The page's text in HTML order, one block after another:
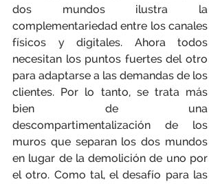
dos mundos ilustra la
complementariedad entre los canales
físicos y digitales. Ahora todos
necesitan los puntos fuertes del otro
para adaptarse a las demandas de los
clientes. Por lo tanto, se trata más
bien de una
descompartimentalización de los
muros que separan los dos mundos
en lugar de la demolición de uno por
el otro. Como tal, el desafío para las